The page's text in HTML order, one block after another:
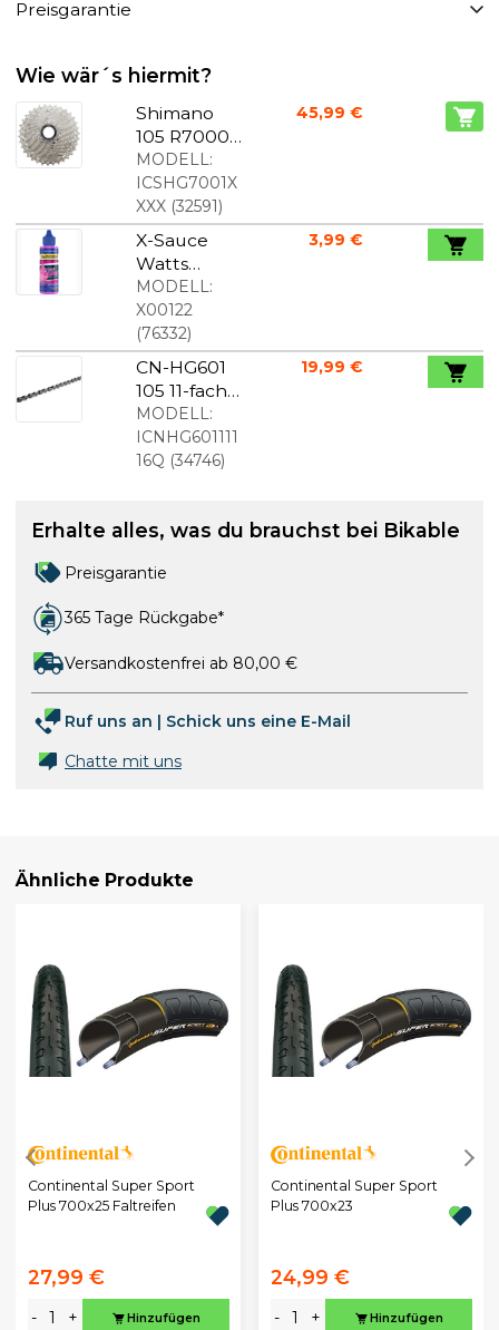
Preisgarantie
Wie wär´s hiermit?
Shimano
105 R7000
11-Fach
Kassette
MODELL:
ICSHG7001X
XXX(32591)
45,99 €
X-Sauce
Watts
Kettenöl
30ml
MODELL:
X00122
(76332)
3,99 €
CN-HG601
105 11-fach
Kette mit
Verbindung
sglied
MODELL:
ICNHG601111
16Q (34746)
19,99 €
Erhalte alles, was du brauchst bei Bikable
Preisgarantie
365 Tage Rückgabe*
Versandkostenfrei ab 80,00 €
Ruf uns an | Schick uns eine E-Mail
Chatte mit uns
Ähnliche Produkte
Continental Super Sport
Plus 700x25 Faltreifen
27,99 €
- + Hinzufügen
Continental Super Sport
Plus 700x23
24,99 €
- + Hinzufügen